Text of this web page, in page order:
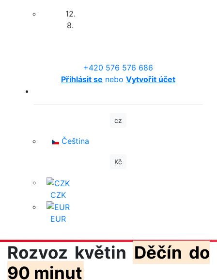
12.
8.
+420 576 576 686
Přihlásit se nebo Vytvořit účet
cz
Čeština
Kč
CZK
EUR
Rozvoz květin Děčín do
90 minut